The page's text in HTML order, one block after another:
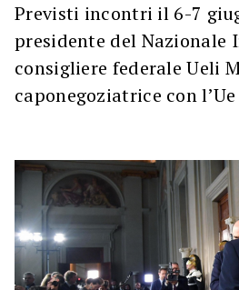
Previsti incontri il 6-7
presidente del Nazionale
consigliere federale Ueli
caponegoziatrice con